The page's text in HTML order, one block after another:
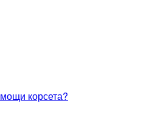
корсета?